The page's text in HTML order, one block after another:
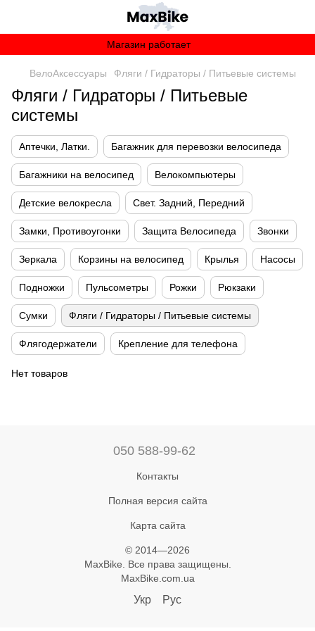
Магазин работает
ВелоАксессуары Фляги / Гидраторы / Питьевые системы
Фляги / Гидраторы / Питьевые
системы
Аптечки, Латки. Багажник для перевозки велосипеда
Багажники на велосипед Велокомпьютеры
Детские велокресла Свет. Задний, Передний
Замки, Противоугонки Защита Велосипеда Звонки
Зеркала Корзины на велосипед Крылья Насосы
Подножки Пульсометры Рожки Рюкзаки
Сумки Фляги / Гидраторы / Питьевые системы
Флягодержатели Крепление для телефона
Нет товаров
050 588-99-62
Контакты
Полная версия сайта
Карта сайта
© 2014—2026
MaxBike. Все права защищены.
MaxBike.com.ua
Укр Рус